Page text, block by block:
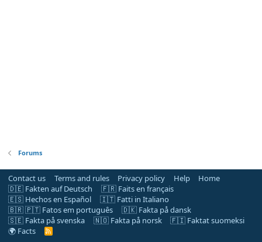
Forums
Contact us Terms and rules Privacy policy Help
Home
🇩🇪 Fakten auf Deutsch
🇫🇷 Faits en français
🇪🇸 Hechos en Español
🇮🇹 Fatti in Italiano
🇧🇷 🇵🇹 Fatos em português
🇩🇰 Fakta på dansk
🇸🇪 Fakta på svenska
🇳🇴 Fakta på norsk
🇫🇮 Faktat suomeksi
🌍 Facts
R